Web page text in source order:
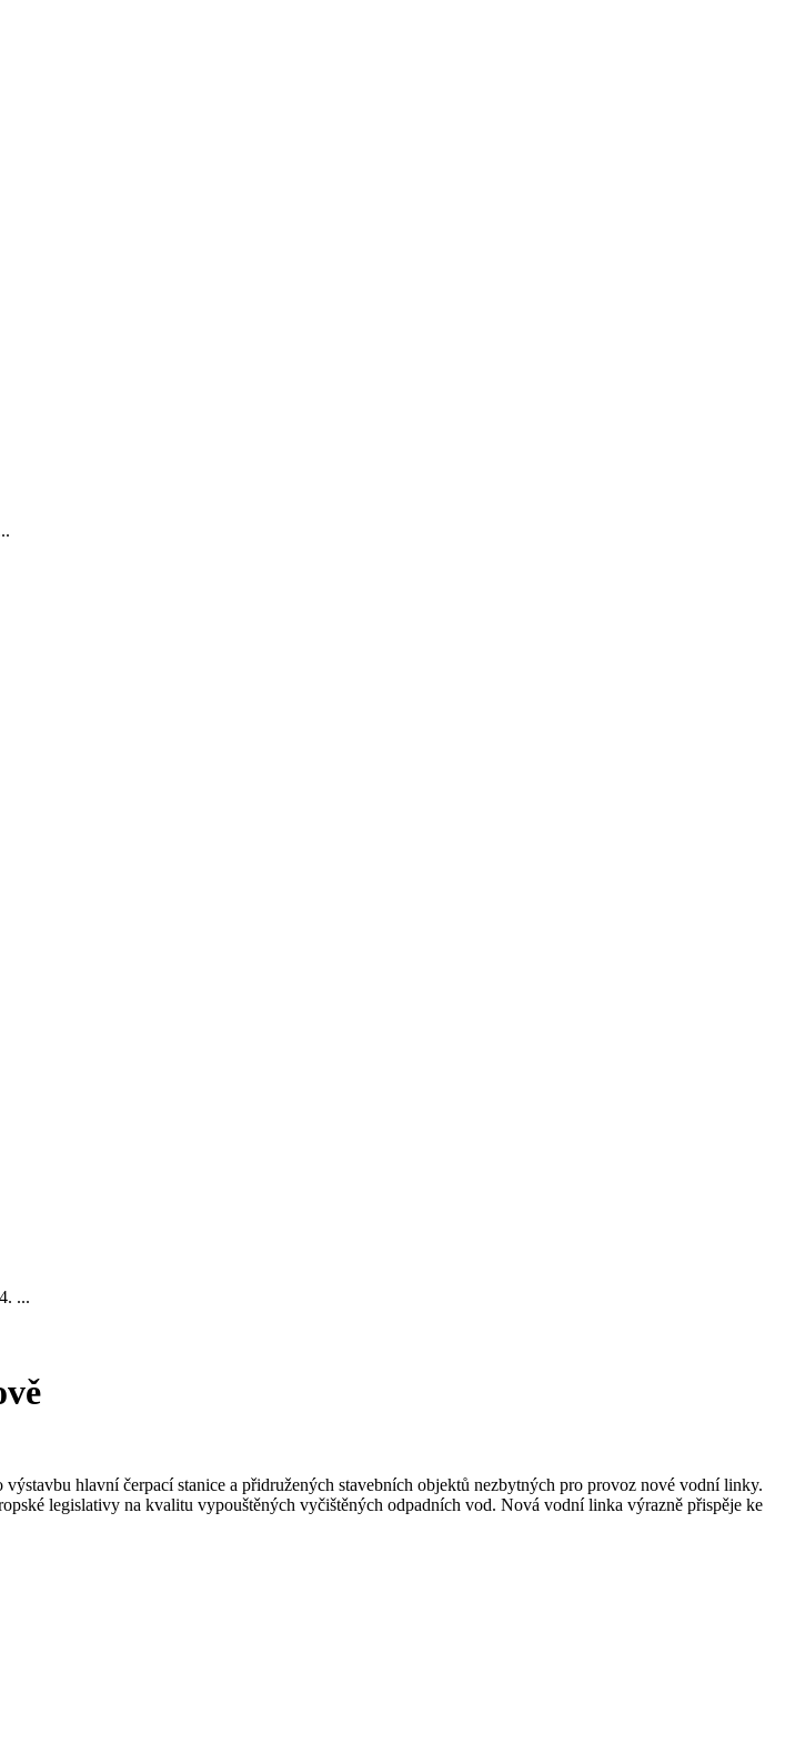
...
hlavní čerpací stanice a přidružených stavebních objektů nezbytných pro provoz nové vodní linky.
legislativy na kvalitu vypouštěných vyčištěných odpadních vod. Nová vodní linka výrazně přispěje ke